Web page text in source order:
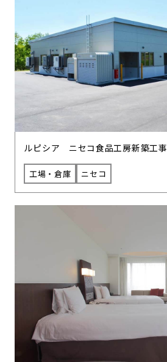
ルピシア ニセコ食品工房新築工事
工場・倉庫 ニセコ